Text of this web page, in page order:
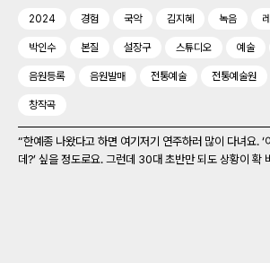
2024 경험 국악 김지혜 녹음
박인수 본질 설장구 스튜디오 예술
음원등록 음원발매 전통예술 전통예술원
창작곡
“한예종 나왔다고 하면 여기저기 연주하러 많이 다녀요.
데?’ 싶을 정도로요. 그런데 30대 초반만 되도 상황이 확